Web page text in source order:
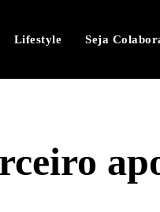
Lifestyle Seja